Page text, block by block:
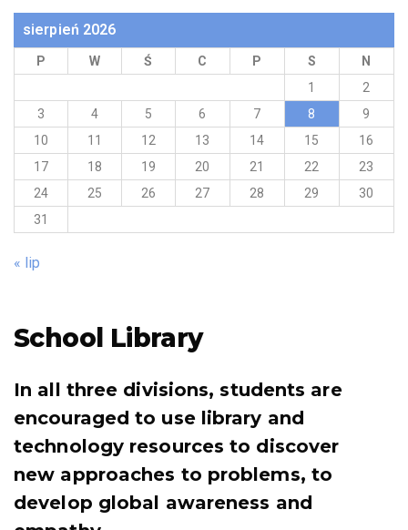
sierpień 2026
P W Ś C P S
N
1
2
3
4 5 6 7 8
9
10
11 12 13 14 15
16
17
18 19 20 21 22
23
24
25 26 27 28 29
30
31
« lip
School Library
In all three divisions, students are
encouraged to use library and
technology resources to discover
new approaches to problems, to
develop global awareness and